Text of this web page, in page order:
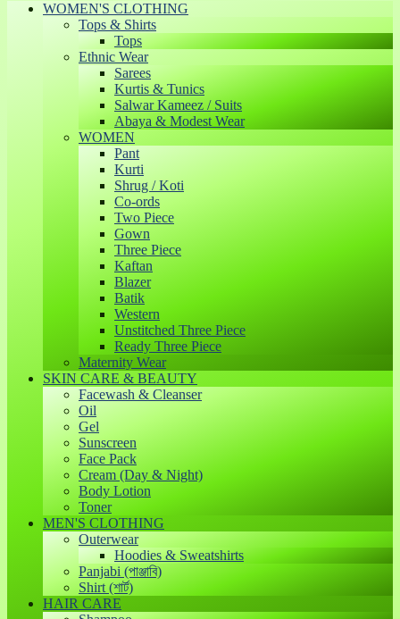
WOMEN'S CLOTHING
Tops & Shirts
Tops
Ethnic Wear
Sarees
Kurtis & Tunics
Salwar Kameez / Suits
Abaya & Modest Wear
WOMEN
Pant
Kurti
Shrug / Koti
Co-ords
Two Piece
Gown
Three Piece
Kaftan
Blazer
Batik
Western
Unstitched Three Piece
Ready Three Piece
Maternity Wear
SKIN CARE & BEAUTY
Facewash & Cleanser
Oil
Gel
Sunscreen
Face Pack
Cream (Day & Night)
Body Lotion
Toner
MEN'S CLOTHING
Outerwear
Hoodies & Sweatshirts
Panjabi (পাঞ্জাবি)
Shirt (শার্ট)
HAIR CARE